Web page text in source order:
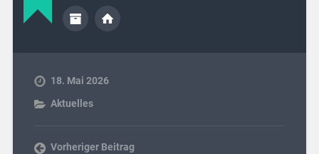
18. Mai 2026
Aktuelles
Vorheriger Beitrag